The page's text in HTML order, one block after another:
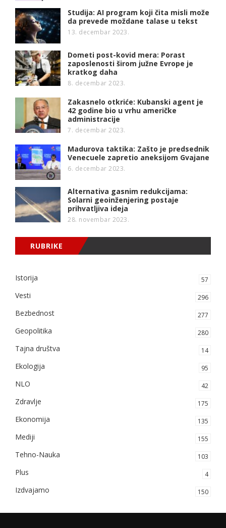
Studija: AI program koji čita misli može
da prevede moždane talase u tekst
13. decembar 2023.
Dometi post-kovid mera: Porast
zaposlenosti širom južne Evrope je
kratkog daha
8. decembar 2023.
Zakasnelo otkriće: Kubanski agent je
42 godine bio u vrhu američke
administracije
7. decembar 2023.
Madurova taktika: Zašto je predsednik
Venecuele zapretio aneksijom Gvajane
6. decembar 2023.
Alternativa gasnim redukcijama:
Solarni geoinženjering postaje
prihvatljiva ideja
28. novembar 2023.
RUBRIKE
Istorija 57
Vesti 296
Bezbednost 277
Geopolitika 280
Tajna društva 14
Ekologija 95
NLO 42
Zdravlje 175
Ekonomija 135
Mediji 155
Tehno-Nauka 103
Plus 4
Izdvajamo 150